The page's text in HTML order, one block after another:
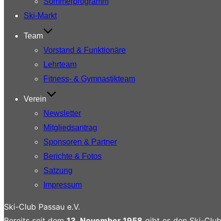
Ski-Markt
Team
Vorstand & Funktionäre
Lehrteam
Fitness- & Gymnastikteam
Verein
Newsletter
Mitgliedsantrag
Sponsoren & Partner
Berichte & Fotos
Satzung
Impressum
Ski-Club Passau e.V.